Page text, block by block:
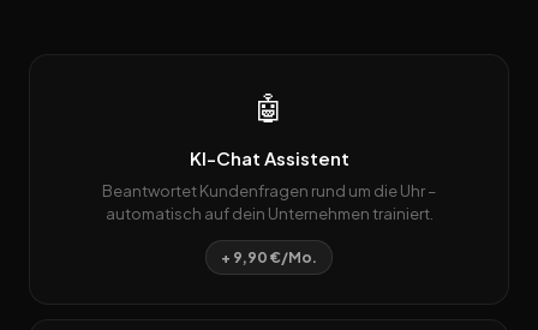
🤖
KI-Chat Assistent
Beantwortet Kundenfragen rund um die Uhr –
automatisch auf dein Unternehmen trainiert.
+ 9,90 €/Mo.